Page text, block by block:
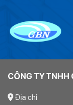
CÔNG TY TNHH
Địa chỉ